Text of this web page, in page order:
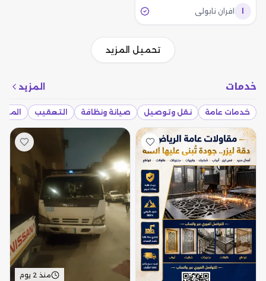
ا افران نابولي
تحميل المزيد
خدمات المزيد
خدمات عامة نقل وتوصيل صيانة ونظافة التعقيب
منذ 2 يوم